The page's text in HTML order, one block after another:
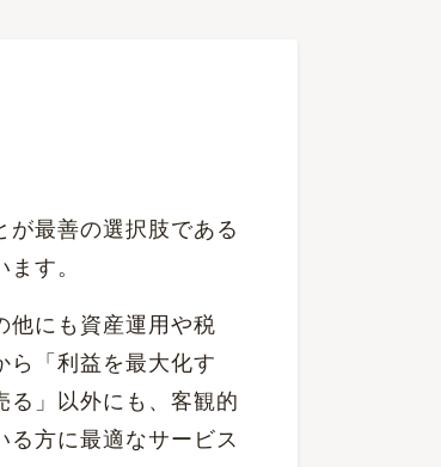
が最善の選択肢である
す。
他にも資産運用や税
ら「利益を最大化す
る」以外にも、客観的
る方に最適なサービス